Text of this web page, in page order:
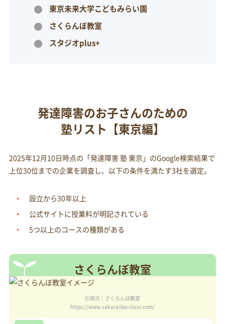
東京未来大学こどもみらい園
さくらんぼ教室
スタジオplus+
発達障害のお子さんのための
塾リスト【東京編】
2025年12月10日時点の「発達障害 塾 東京」のGoogle検索結果で
上位30位までの企業を調査し、以下の条件を満たす3社を選定。
設立から30年以上
公式サイトに授業料が明記されている
5つ以上のコースの種類がある
さくらんぼ教室
引用元：さくらんぼ教室
https://www.sakuranbo-class.com/